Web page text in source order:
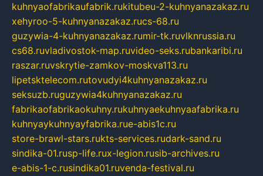
kuhnyaofabrikaufabrik.rukitubeu-2-kuhnyanazakaz.ru
xehyroo-5-kuhnyanazakaz.rucs-68.ru
guzywia-4-kuhnyanazakaz.rumir-tk.ruvlknrussia.ru
cs68.ruvladivostok-map.ruvideo-seks.rubankaribi.ru
raszar.ruvskrytie-zamkov-moskva113.ru
lipetsktelecom.rutovudyi4kuhnyanazakaz.ru
seksuzb.ruguzywia4kuhnyanazakaz.ru
fabrikaofabrikaokuhny.rukuhnyaekuhnyaafabrika.ru
kuhnyaykuhnyayfabrika.rue-abis1c.ru
store-brawl-stars.rukts-services.rudark-sand.ru
sindika-01.rusp-life.rux-legion.rusib-archives.ru
e-abis-1-c.rusindika01.ruvenda-festival.ru